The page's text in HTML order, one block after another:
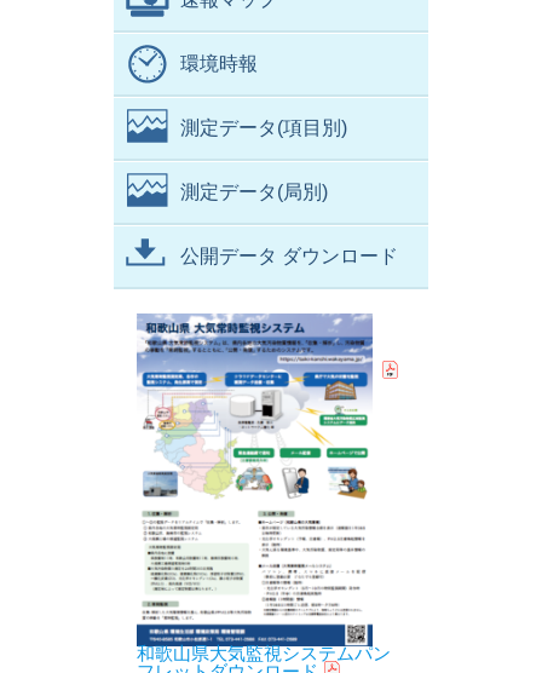
環境時報
測定データ(項目別)
測定データ(局別)
公開データ ダウンロード
和歌山県大気監視システムパン